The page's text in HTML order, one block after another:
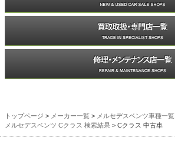
トップページ > メーカー一覧 > メルセデスベンツ車種一覧
メルセデスベンツ Cクラス 検索結果 > Cクラス 中古車